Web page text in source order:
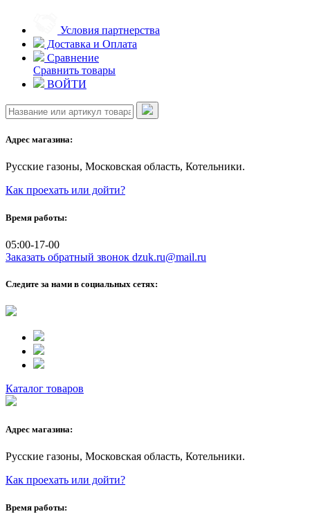
content
Условия партнерства
Доставка и Оплата
Сравнение
Сравнить товары
ВОЙТИ
Адрес магазина:
Русские газоны, Московская область, Котельники.
Как проехать или дойти?
Время работы:
05:00-17-00
Заказать обратный звонок dzuk.ru@mail.ru
Следите за нами в социальных сетях:
Каталог товаров
Адрес магазина:
Русские газоны, Московская область, Котельники.
Как проехать или дойти?
Время работы: